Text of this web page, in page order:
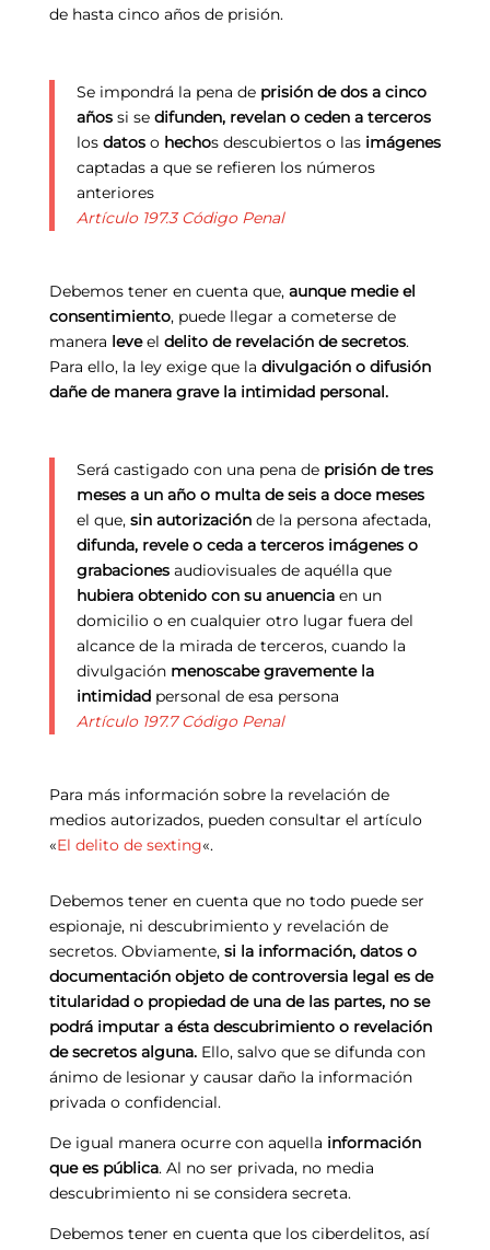
de hasta cinco años de prisión.
Se impondrá la pena de prisión de dos a cinco
añossi se difunden, revelan o ceden a terceros
los datoso hechos descubiertos o las imágenes
captadas a que se refieren los números
anteriores
Artículo 197.3 Código Penal
Debemos tener en cuenta que, aunque medie el
consentimiento, puede llegar a cometerse de
manera leveel delito de revelación de secretos.
Para ello, la ley exige que la divulgación o difusión
dañe de manera grave la intimidad personal.
Será castigado con una pena de prisión de tres
meses a un año o multa de seis a doce meses
el que,sin autorización de la persona afectada,
difunda, revele o ceda a terceros imágenes o
grabaciones audiovisuales de aquélla que
hubiera obtenido con su anuenciaen un
domicilio o en cualquier otro lugar fuera del
alcance de la mirada de terceros, cuando la
divulgación menoscabe gravemente la
intimidadpersonal de esa persona
Artículo 197.7 Código Penal
Para más información sobre la revelación de
medios autorizados, pueden consultar el artículo
«El delito de sexting«.
Debemos tener en cuenta que no todo puede ser
espionaje, ni descubrimiento y revelación de
secretos. Obviamente, si la información, datos o
documentación objeto de controversia legal es de
titularidad o propiedad de una de las partes, no se
podrá imputar a ésta descubrimiento o revelación
de secretos alguna.Ello, salvo que se difunda con
ánimo de lesionar y causar daño la información
privada o confidencial.
De igual manera ocurre con aquella información
que es pública. Al no ser privada, no media
descubrimiento ni se considera secreta.
Debemos tener en cuenta que los ciberdelitos, así